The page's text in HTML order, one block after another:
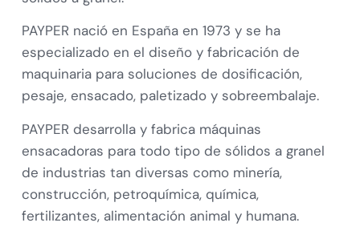
PAYPER nació en España en 1973 y se ha
especializado en el diseño y fabricación de
maquinaria para soluciones de dosificación,
pesaje, ensacado, paletizado y sobreembalaje.
PAYPER desarrolla y fabrica máquinas
ensacadoras para todo tipo de sólidos a granel
de industrias tan diversas como minería,
construcción, petroquímica, química,
fertilizantes, alimentación animal y humana.